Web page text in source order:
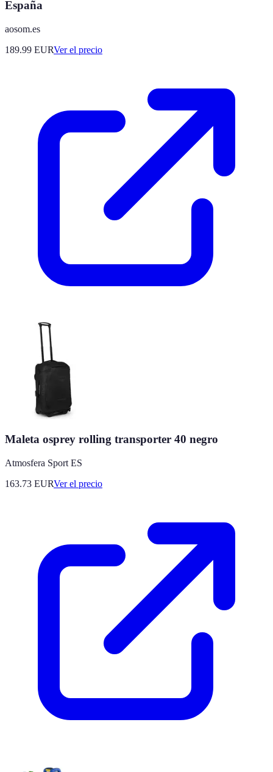
España
aosom.es
189.99 EURVer el precio
Maleta osprey rolling transporter 40 negro
Atmosfera Sport ES
163.73 EURVer el precio